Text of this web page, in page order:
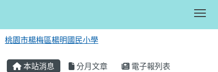
桃園市楊梅區楊明國民小學
本站消息 分月文章 電子報列表